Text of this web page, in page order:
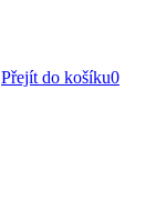
Přejít do košíku0